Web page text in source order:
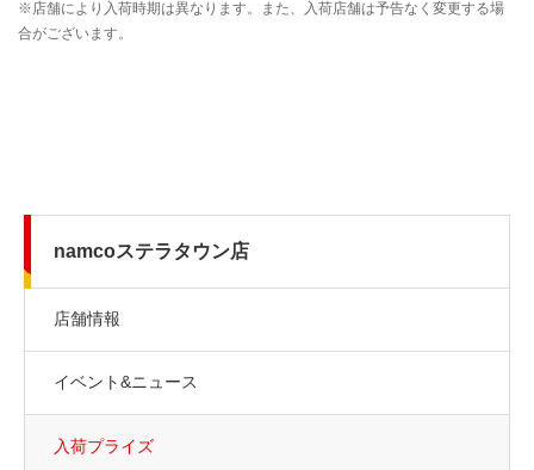
namcoステラタウン店
店舗情報
イベント&ニュース
入荷プライズ